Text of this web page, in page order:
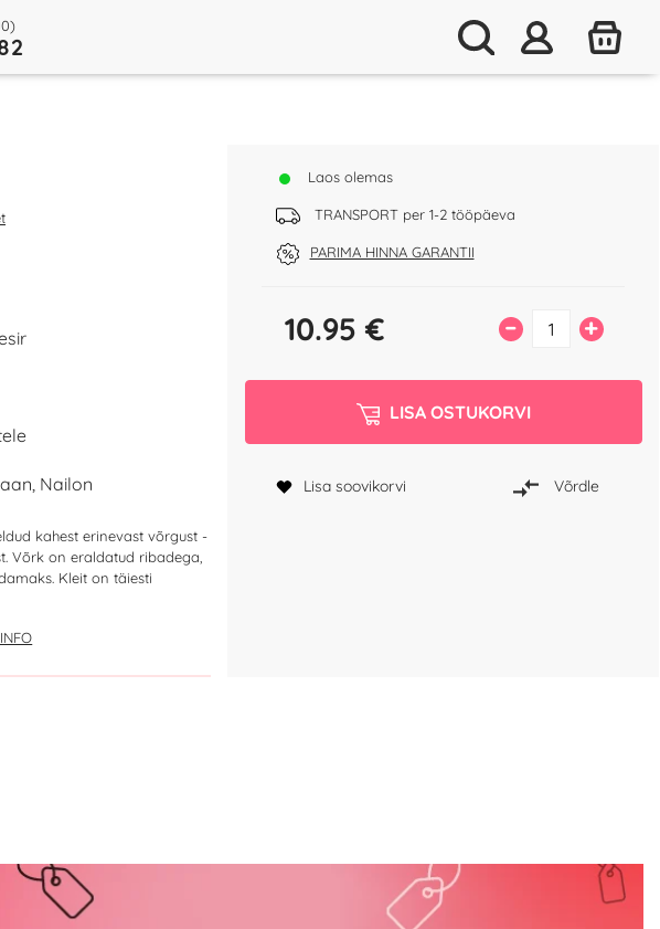
Laos olemas
TRANSPORT per 1-2 tööpäeva
PARIMA HINNA GARANTII
Nailon
kahest erinevast võrgust -
Võrk on eraldatud ribadega,
Kleit on täiesti
10.95 € – +
LISA OSTUKORVI
Lisa soovikorvi Võrdle